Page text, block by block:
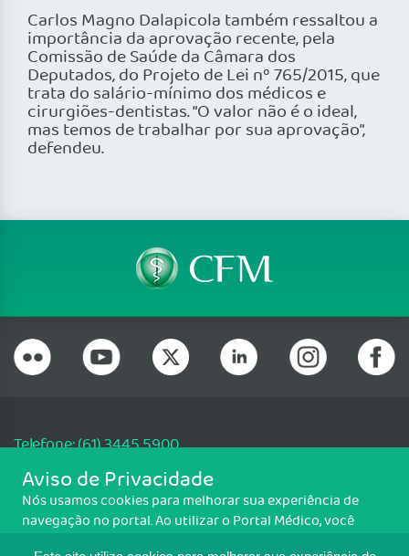
Carlos Magno Dalapicola também ressaltou a
importância da aprovação recente, pela
Comissão de Saúde da Câmara dos
Deputados, do Projeto de Lei nº 765/2015, que
trata do salário-mínimo dos médicos e
cirurgiões-dentistas. “O valor não é o ideal,
mas temos de trabalhar por sua aprovação”,
defendeu.
Telefone: (61) 3445 5900
Email: cfm@portalmedico.org.br
SGAS 616, Conjunto D, Lote 115, L2 Sul, Brasília/DF - CEP: 70200-760 -
CNPJ: 33.583.550/0001-30
Aviso de Privacidade
Nós usamos cookies para melhorar sua experiência de
navegação no portal. Ao utilizar o Portal Médico, você